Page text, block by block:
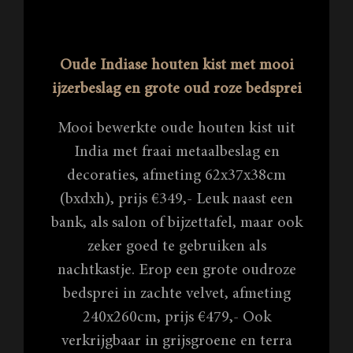
Oude Indiase houten kist met mooi
ijzerbeslag en grote oud roze bedsprei
Mooi bewerkte oude houten kist uit
India met fraai metaalbeslag en
decoraties, afmeting 62x37x38cm
(bxdxh), prijs €349,- Leuk naast een
bank, als salon of bijzettafel, maar ook
zeker goed te gebruiken als
nachtkastje. Erop een grote oudroze
bedsprei in zachte velvet, afmeting
240x260cm, prijs €479,- Ook
verkrijgbaar in grijsgroene en terra